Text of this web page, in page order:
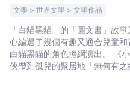
星
-
文
宇
文學 > 世界文學 > 文學作品
「白貓黑貓」的「圖文書」故
心編選了幾個有趣又適合兒童
白貓黑貓的角色擔綱演出。 《
俠帶到孤兒的聚居地「無何有